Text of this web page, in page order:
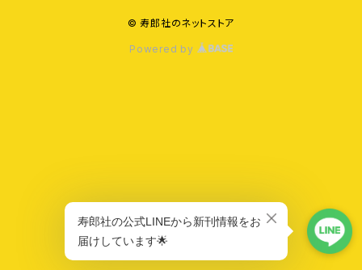
© 寿郎社のネットストア
Powered by